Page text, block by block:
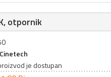
otpornik
Cinetech
je dostupan